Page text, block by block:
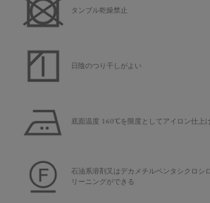
タンブル乾燥禁止
日陰のつり干しがよい
底面温度 160℃を限度としてアイロン仕上
石油系溶剤又はデカメチルペンタシクロシ
リーニングができる